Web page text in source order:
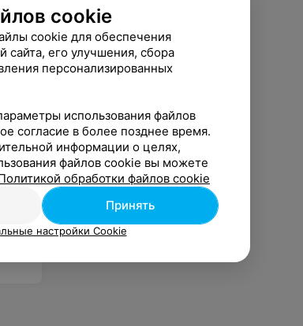
cookie
cookie для обеспечения
сайта, его улучшения, сбора
персонализированных
использования файлов
согласие в более позднее время.
информации о целях,
файлов cookie вы можете
обработки файлов cookie
Принять
настройки Cookie